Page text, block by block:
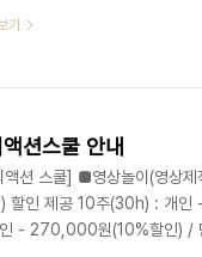
기
션스쿨 안내
액션 스쿨] ■영상놀이(영상
할인 제공 10주(30h) : 개
- 270,000원(10%할인) /